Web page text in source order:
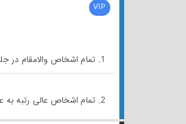
VIP
1. تمام اشخاص والامقام در جلسه ی اقتصادی شرکت کردند.
2. تمام اشخاص عالی رتبه به عروسی دعوت شده بودند.